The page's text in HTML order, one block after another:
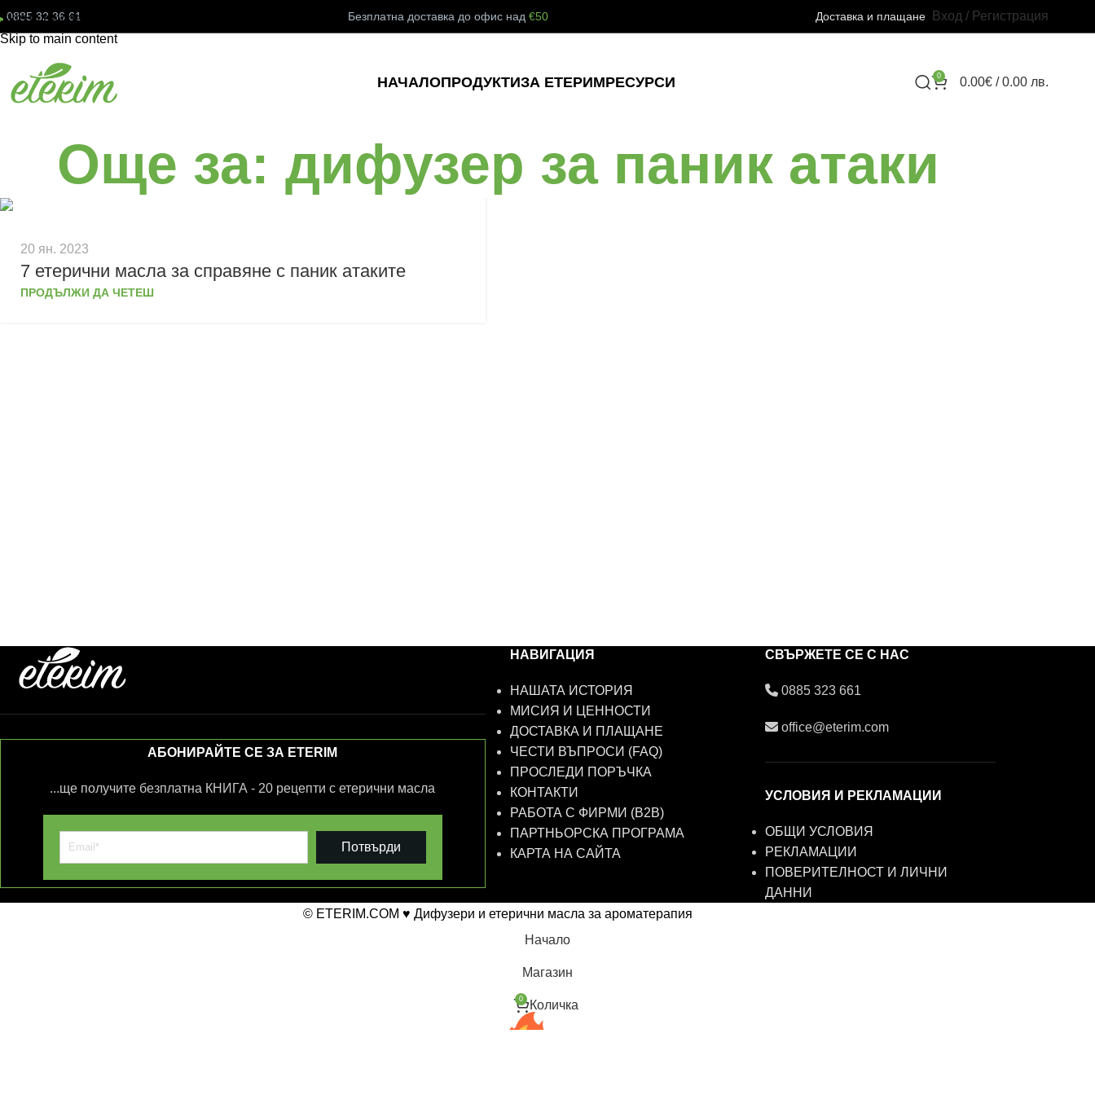
Skip to navigation
Skip to main content
0885 32 36 61 Безплатна доставка до офис над€50 Доставка и плащане Вход / Регистрация
НАЧАЛОПРОДУКТИЗА ЕТЕРИМРЕСУРСИ 0 0.00€/ 0.00 лв.
Още за: дифузер за паник атаки
20 ян. 2023
7 етерични масла за справяне с паник атаките
ПРОДЪЛЖИ ДА ЧЕТЕШ
АБОНИРАЙТЕ СЕ ЗА ETERIM
...ще получите безплатна КНИГА - 20 рецепти с етерични масла
Потвърди
НАВИГАЦИЯ
НАШАТА ИСТОРИЯ
МИСИЯ И ЦЕННОСТИ
ДОСТАВКА И ПЛАЩАНЕ
ЧЕСТИ ВЪПРОСИ (FAQ)
ПРОСЛЕДИ ПОРЪЧКА
КОНТАКТИ
РАБОТА С ФИРМИ (B2B)
ПАРТНЬОРСКА ПРОГРАМА
КАРТА НА САЙТА
СВЪРЖЕТЕ СЕ С НАС
0885 323 661
office@eterim.com
УСЛОВИЯ И РЕКЛАМАЦИИ
ОБЩИ УСЛОВИЯ
РЕКЛАМАЦИИ
ПОВЕРИТЕЛНОСТ И ЛИЧНИ
ДАННИ
© ETERIM.COM ♥ Дифузери и етерични масла за ароматерапия
Начало
Магазин
0 Количка